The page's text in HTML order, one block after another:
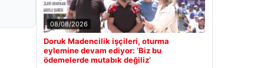
08/08/2026
Doruk Madencilik işçileri, oturma
eylemine devam ediyor: ‘Biz bu
ödemelerde mutabık değiliz’